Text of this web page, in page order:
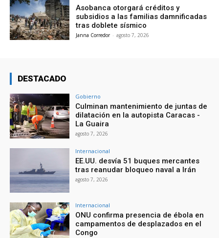
Asobanca otorgará créditos y
subsidios a las familias damnificadas
tras doblete sísmico
Janna Corredor - agosto 7, 2026
DESTACADO
Gobierno
Culminan mantenimiento de juntas de
dilatación en la autopista Caracas -
La Guaira
agosto 7, 2026
Internacional
EE.UU. desvía 51 buques mercantes
tras reanudar bloqueo naval a Irán
agosto 7, 2026
Internacional
ONU confirma presencia de ébola en
campamentos de desplazados en el
Congo